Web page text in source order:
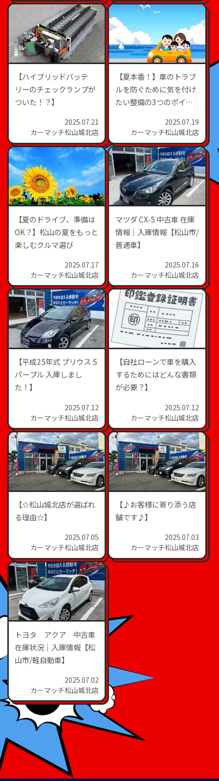
【ハイブリッドバッテ
リーのチェックランプが
ついた！？】
2025.07.21
カーマッチ松山城北店
【夏本番！】車のトラブ
ルを防ぐために気を付け
たい整備の3つのポイン
2025.07.19
カーマッチ松山城北店
【夏のドライブ、準備は
OK？】松山の夏をもっと
楽しむクルマ選び
2025.07.17
カーマッチ松山城北店
マツダ CX-5 中古車 在庫
情報｜入庫情報【松山市/
普通車】
2025.07.16
カーマッチ松山城北店
【平成25年式 プリウス S
パープル 入庫しまし
た！】
2025.07.12
カーマッチ松山城北店
【自社ローンで車を購入
するためにはどんな書類
が必要？】
2025.07.12
カーマッチ松山城北店
【☆松山城北店が選ばれ
る理由☆】
2025.07.05
カーマッチ松山城北店
【♪お客様に寄り添う店
舗です♪】
2025.07.03
カーマッチ松山城北店
トヨタ アクア 中古車
在庫状況｜入庫情報【松
山市/軽自動車】
2025.07.02
カーマッチ松山城北店